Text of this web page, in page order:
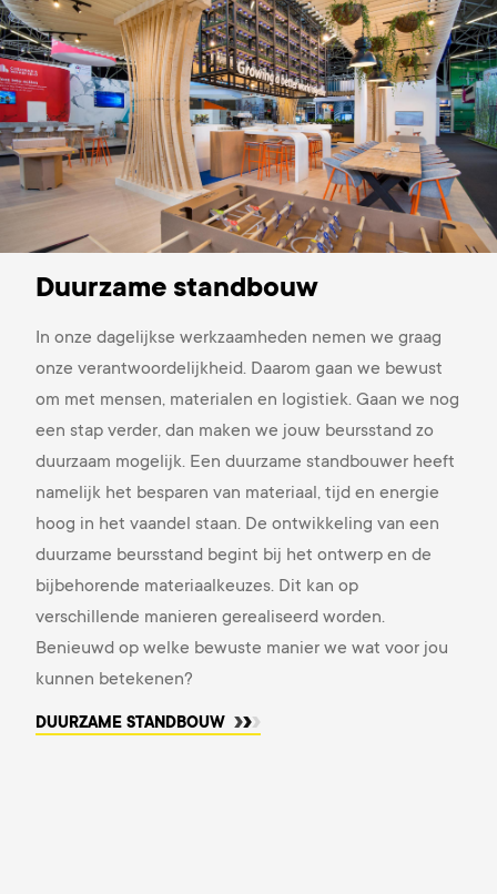
Duurzame standbouw
In onze dagelijkse werkzaamheden nemen we graag
onze verantwoordelijkheid. Daarom gaan we bewust
om met mensen, materialen en logistiek. Gaan we nog
een stap verder, dan maken we jouw beursstand zo
duurzaam mogelijk. Een duurzame standbouwer heeft
namelijk het besparen van materiaal, tijd en energie
hoog in het vaandel staan. De ontwikkeling van een
duurzame beursstand begint bij het ontwerp en de
bijbehorende materiaalkeuzes. Dit kan op
verschillende manieren gerealiseerd worden.
Benieuwd op welke bewuste manier we wat voor jou
kunnen betekenen?
DUURZAME STANDBOUW